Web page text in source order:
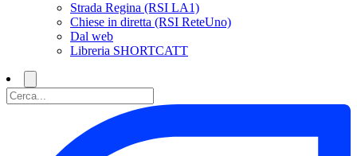
Strada Regina (RSI LA1)
Chiese in diretta (RSI ReteUno)
Dal web
Libreria SHORTCATT